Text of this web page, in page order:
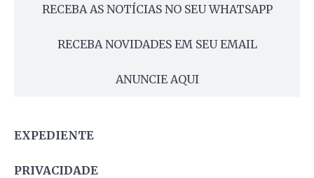
RECEBA AS NOTÍCIAS NO SEU WHATSAPP
RECEBA NOVIDADES EM SEU EMAIL
ANUNCIE AQUI
EXPEDIENTE
PRIVACIDADE